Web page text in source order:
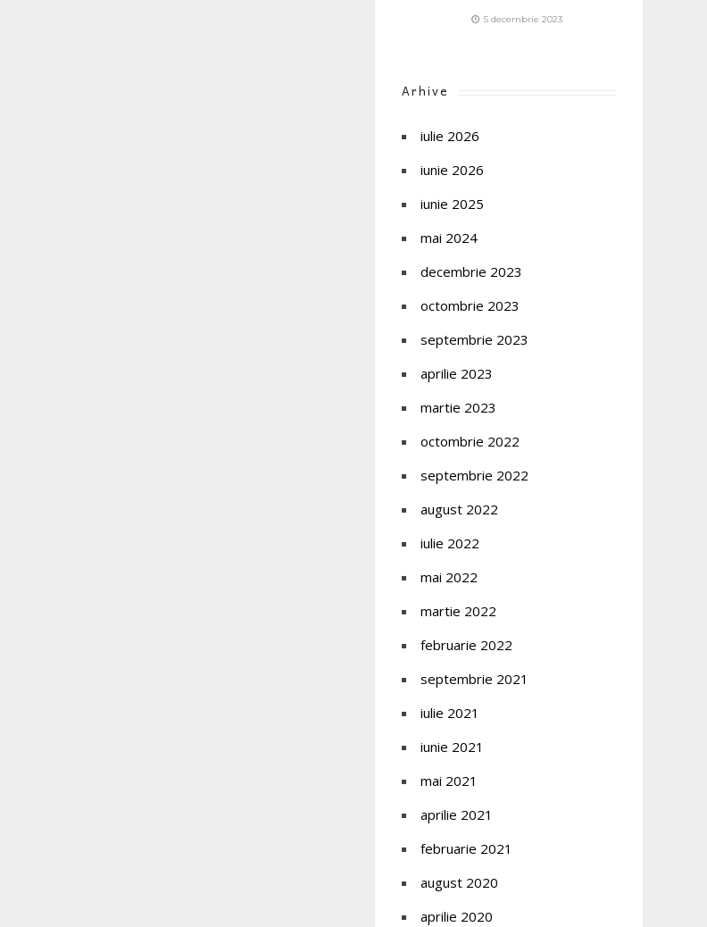
5 decembrie 2023
Arhive
iulie 2026
iunie 2026
iunie 2025
mai 2024
decembrie 2023
octombrie 2023
septembrie 2023
aprilie 2023
martie 2023
octombrie 2022
septembrie 2022
august 2022
iulie 2022
mai 2022
martie 2022
februarie 2022
septembrie 2021
iulie 2021
iunie 2021
mai 2021
aprilie 2021
februarie 2021
august 2020
aprilie 2020